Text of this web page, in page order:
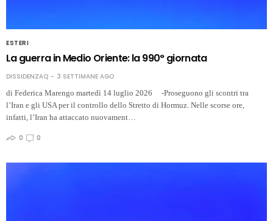
ESTERI
La guerra in Medio Oriente: la 990° giornata
DISSIDENZAQ
3 SETTIMANE AGO
di Federica Marengo martedì 14 luglio 2026 -Proseguono gli scontri tra
l’Iran e gli USA per il controllo dello Stretto di Hormuz. Nelle scorse ore,
infatti, l’Iran ha attaccato nuovament…
0 0